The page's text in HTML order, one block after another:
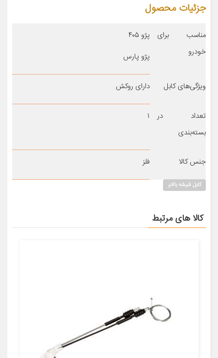
جزئیات محصول
مناسب برای
خودرو
پژو ۴۰۵
پژو پارس
ویژگی‌های کابل دارای روکش
تعداد در
بسته‌بندی
۱
جنس کالا فلز
کابل شیشه بالابر
کالا های مرتبط